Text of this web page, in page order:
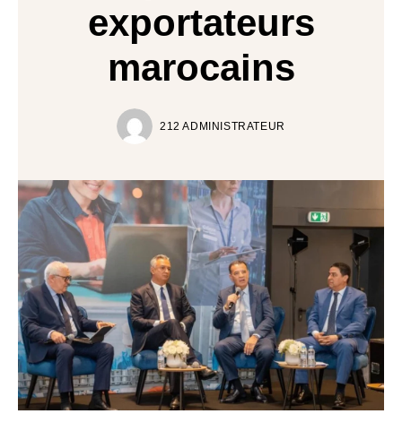
exportateurs
marocains
212 ADMINISTRATEUR